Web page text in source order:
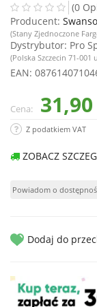
(0
Producent:
(Stany Zjednoczone
Dystrybutor: Pro
(Polska Szczecin 71-001
EAN:
Cena: 31,90
Z podatkiem VAT
ZOBACZ
Dodaj do